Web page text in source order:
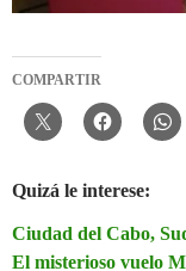
COMPARTIR
Quizá le interese:
Ciudad del Cabo,
El misterioso vuelo